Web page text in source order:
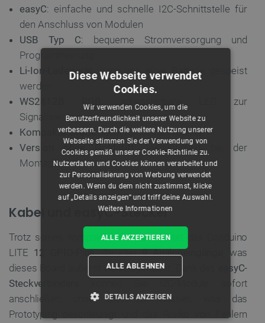
easyC: einfache und schnelle I2C-Schnittstelle für
den Anschluss von Modulen
USB Typ C: bequeme Stromversorgung und
Programmierung
Li-Ion-Ladegerät : kann von einer Batterie gespeist
werden
WS2812B RGB
: adressierbare LED zur
Signalisierung
Kompakte Größe : ideal für kleine Projekte
Version ohne Goldstift: Vielseitigkeit bei der
Montage
Kabel und easyC-Stecker
Trotz seines kompakten Formats bietet das Dasduino
LITE 12 GPIO-Pins, darunter9 Analogeingänge
, was
dieses Board äußerst vielseitig macht. Dank des
easyC-
Steckverbinders
können Sie I2C-Module sofort
anschließen, ohne löten zumüssen, was das
Prototyping beschleunigt und das Risiko von Fehlern
Diese Webseite verwendet
Cookies.
Wir verwenden Cookies, um die
Benutzerfreundlichkeit unserer Website zu
verbessern. Durch die weitere Nutzung unserer
Webseite stimmen Sie der Verwendung von
Cookies gemäß unserer Cookie-Richtlinie zu.
Nutzerdaten und Cookies können verarbeitet und
zur Personalisierung von Werbung verwendet
werden. Wenn du dem nicht zustimmst, klicke
auf „Details anzeigen“ und triff deine Auswahl.
Weitere Informationen
ALLE AKZEPTIEREN
ALLE ABLEHNEN
DETAILS ANZEIGEN